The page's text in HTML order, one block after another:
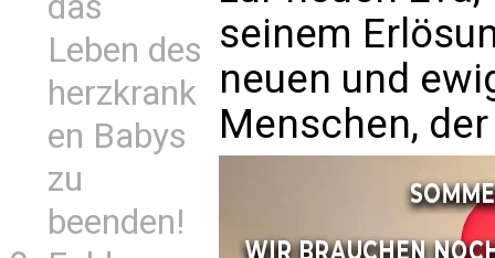
Leben des
herzkrank
en Babys
zu
beenden!
seinem
neuen und
Menschen,